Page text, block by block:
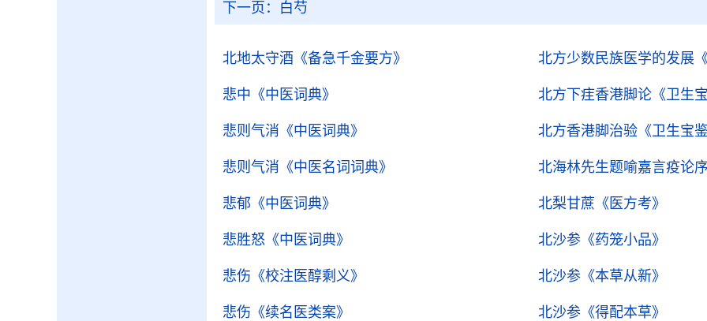
下一页： 白芍
北地太守酒 《备急千金要方》 北方少数民族医学的发展
悲中 《中医词典》 北方下疰香港脚论 《卫生
悲则气消 《中医词典》 北方香港脚治验 《卫生宝
悲则气消 《中医名词词典》 北海林先生题喻嘉言疫论
悲郁 《中医词典》 北梨甘蔗 《医方考》
悲胜怒 《中医词典》 北沙参 《药笼小品》
悲伤 《校注医醇剩义》 北沙参 《本草从新》
悲伤 《续名医类案》 北沙参 《得配本草》